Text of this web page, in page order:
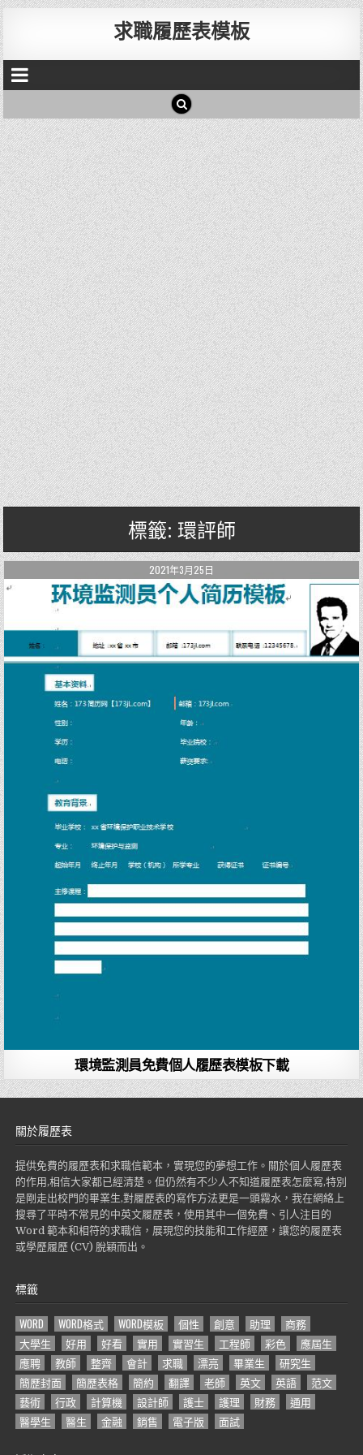
求職履歷表模板
標籤: 環評師
2021年3月25日
環境監測員免費個人履歷表模板下載
關於履歷表
提供免費的履歷表和求職信範本，實現您的夢想工作。關於個人履歷表
的作用,相信大家都已經清楚。但仍然有不少人不知道履歷表怎麼寫,特別
是剛走出校門的畢業生,對履歷表的寫作方法更是一頭霧水，我在網絡上
搜尋了平時不常見的中英文履歷表，使用其中一個免費、引人注目的
Word 範本和相符的求職信，展現您的技能和工作經歷，讓您的履歷表
或學歷履歷 (CV) 脫穎而出。
標籤
WORD WORD格式 WORD模板 個性 創意 助理
商務
大學生
好用 好看 實用 實習生 工程師 彩色
應屆生
應聘
教師 整齊 會計 求職 漂亮 畢業生
研究生
簡歷封面
簡歷表格 簡約 翻譯 老師 英文 英語
范文
藝術
行政 計算機 設計師 護士 護理 財務
通用
醫學生
醫生 金融 銷售 電子版 面試